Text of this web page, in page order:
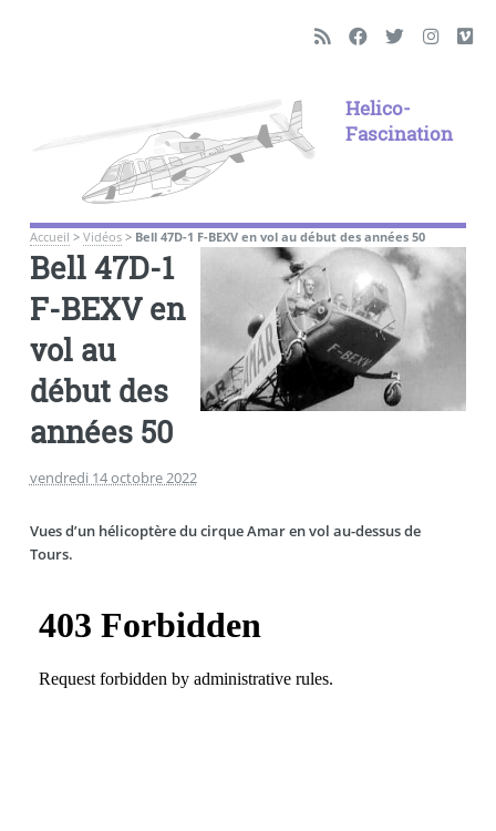
Helico-
Fascination
Accueil > Vidéos> Bell 47D-1 F-BEXV en vol au début des années 50
Bell 47D-1
F-BEXV en
vol au
début des
années 50
vendredi 14 octobre 2022
Vues d’un hélicoptère du cirque Amar en vol au-dessus de
Tours.